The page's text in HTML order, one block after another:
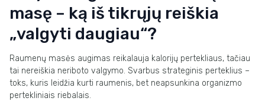
masę – ką iš tikrųjų reiškia
„valgyti daugiau“?
Raumenų masės augimas reikalauja kalorijų pertekliaus, tačiau
tai nereiškia neriboto valgymo. Svarbus strateginis perteklius –
toks, kuris leidžia kurti raumenis, bet neapsunkina organizmo
pertekliniais riebalais.